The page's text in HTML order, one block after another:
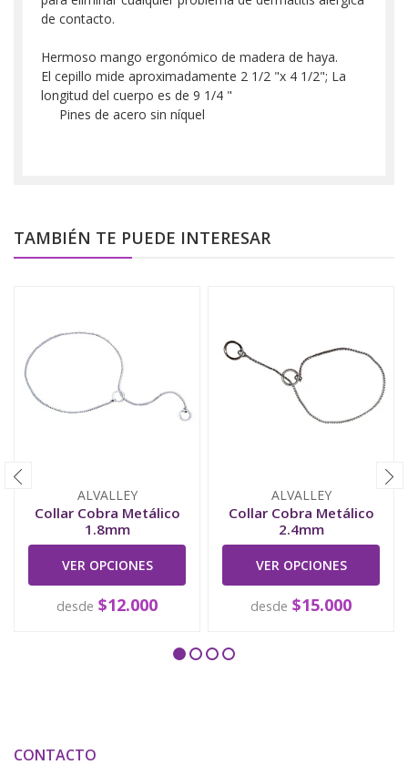
de contacto.
Hermoso mango ergonómico de madera de haya.
El cepillo mide aproximadamente 2 1/2 "x 4 1/2"; La
longitud del cuerpo es de 9 1/4 "
Pines de acero sin níquel
TAMBIÉN TE PUEDE INTERESAR
ALVALLEY
Collar Cobra Metálico
1.8mm
VER OPCIONES
desde $12.000
ALVALLEY
Collar Cobra Metálico
2.4mm
VER OPCIONES
desde $15.000
CONTACTO